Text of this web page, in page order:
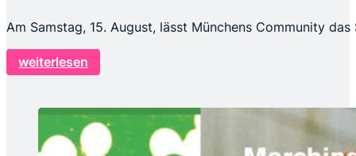
Am Samstag, 15. August, lässt Münchens Community
weiterlesen